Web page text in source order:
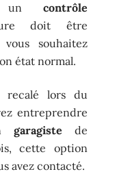
un contrôle
doit être
souhaitez
état normal.
lors du
entreprendre
garagiste de
cette option
avez contacté.